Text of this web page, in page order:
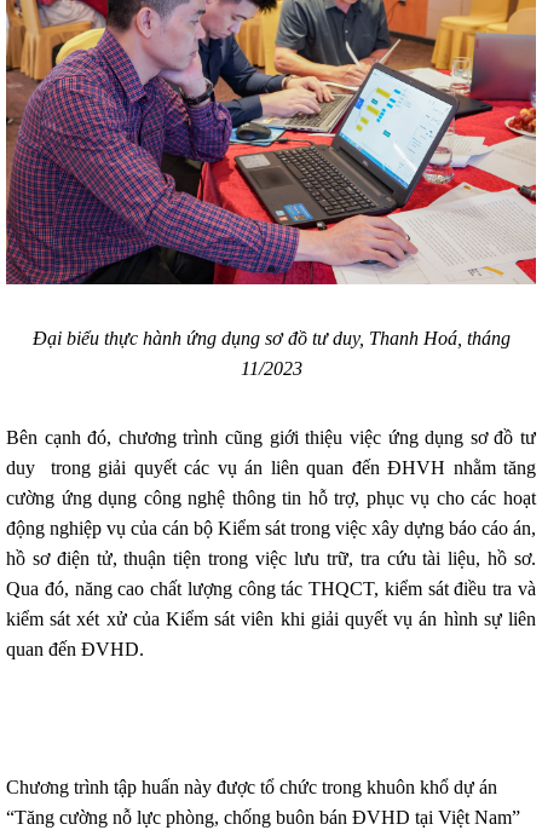
Đại biểu thực hành ứng dụng sơ đồ tư duy, Thanh Hoá, tháng
11/2023
Bên cạnh đó, chương trình cũng giới thiệu việc ứng dụng sơ đồ tư
duy trong giải quyết các vụ án liên quan đến ĐHVH nhằm tăng
cường ứng dụng công nghệ thông tin hỗ trợ, phục vụ cho các hoạt
động nghiệp vụ của cán bộ Kiểm sát trong việc xây dựng báo cáo án,
hồ sơ điện tử, thuận tiện trong việc lưu trữ, tra cứu tài liệu, hồ sơ.
Qua đó, năng cao chất lượng công tác THQCT, kiểm sát điều tra và
kiểm sát xét xử của Kiểm sát viên khi giải quyết vụ án hình sự liên
quan đến ĐVHD.
Chương trình tập huấn này được tổ chức trong khuôn khổ dự án
“Tăng cường nỗ lực phòng, chống buôn bán ĐVHD tại Việt Nam”